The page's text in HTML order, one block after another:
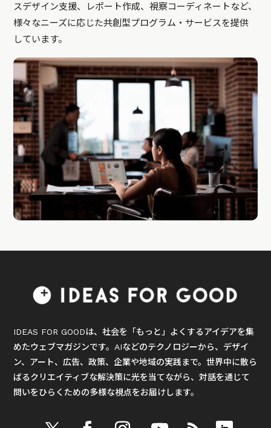
スデザイン支援、レポート作成、視察コーディネートなど、
様々なニーズに応じた共創型プログラム・サービスを提供
しています。
IDEAS FOR GOODは、社会を「もっと」よくするアイデアを集
めたウェブマガジンです。AIなどのテクノロジーから、デザイ
ン、アート、広告、政策、企業や地域の実践まで。世界中に散ら
ばるクリエイティブな解決策に光を当てながら、対話を通じて
問いをひらくための多様な視点をお届けします。